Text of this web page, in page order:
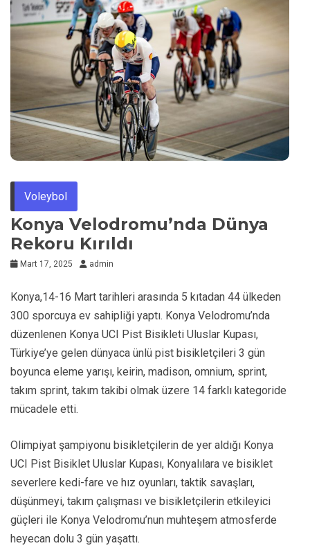
Voleybol
Konya Velodromu’nda Dünya
Rekoru Kırıldı
Mart 17, 2025 admin
Konya,14-16 Mart tarihleri arasında 5 kıtadan 44 ülkeden
300 sporcuya ev sahipliği yaptı. Konya Velodromu’nda
düzenlenen Konya UCI Pist Bisikleti Uluslar Kupası,
Türkiye’ye gelen dünyaca ünlü pist bisikletçileri 3 gün
boyunca eleme yarışı, keirin, madison, omnium, sprint,
takım sprint, takım takibi olmak üzere 14 farklı kategoride
mücadele etti.
Olimpiyat şampiyonu bisikletçilerin de yer aldığı Konya
UCI Pist Bisiklet Uluslar Kupası, Konyalılara ve bisiklet
severlere kedi-fare ve hız oyunları, taktik savaşları,
düşünmeyi, takım çalışması ve bisikletçilerin etkileyici
güçleri ile Konya Velodromu’nun muhteşem atmosferde
heyecan dolu 3 gün yaşattı.